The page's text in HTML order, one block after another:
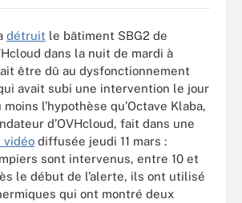
détruit le bâtiment SBG2 de
dans la nuit de mardi à
être dû au dysfonctionnement
avait subi une intervention le jour
moins l’hypothèse qu’Octave Klaba,
d’OVHcloud, fait dans une
vidéo diffusée jeudi 11 mars :
sont intervenus, entre 10 et
le début de l’alerte, ils ont utilisé
qui ont montré deux